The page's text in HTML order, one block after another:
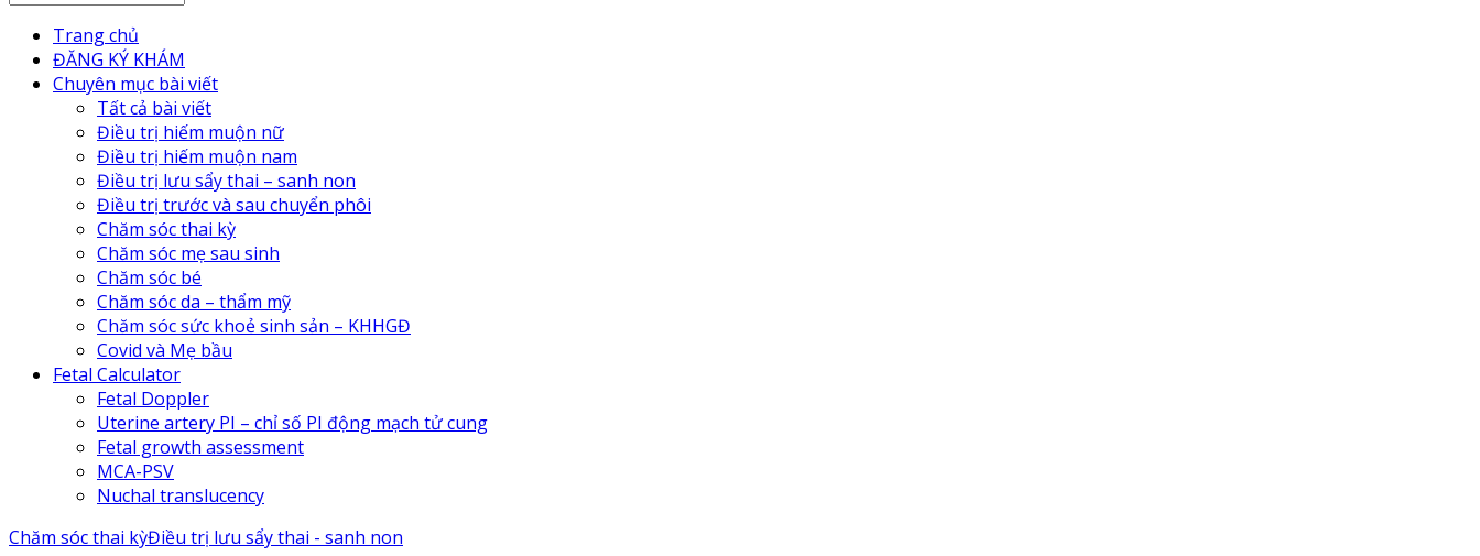
Trang chủ
ĐĂNG KÝ KHÁM
Chuyên mục bài viết
Tất cả bài viết
Điều trị hiếm muộn nữ
Điều trị hiếm muộn nam
Điều trị lưu sẩy thai – sanh non
Điều trị trước và sau chuyển phôi
Chăm sóc thai kỳ
Chăm sóc mẹ sau sinh
Chăm sóc bé
Chăm sóc da – thẩm mỹ
Chăm sóc sức khoẻ sinh sản – KHHGĐ
Covid và Mẹ bầu
Fetal Calculator
Fetal Doppler
Uterine artery PI – chỉ số PI động mạch tử cung
Fetal growth assessment
MCA-PSV
Nuchal translucency
Chăm sóc thai kỳĐiều trị lưu sẩy thai - sanh non